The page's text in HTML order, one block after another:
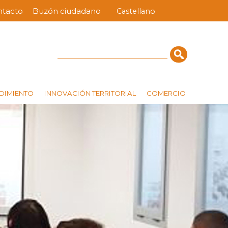
Castellano
Buzón ciudadano
INNOVACIÓN TERRITORIAL COMERCIO